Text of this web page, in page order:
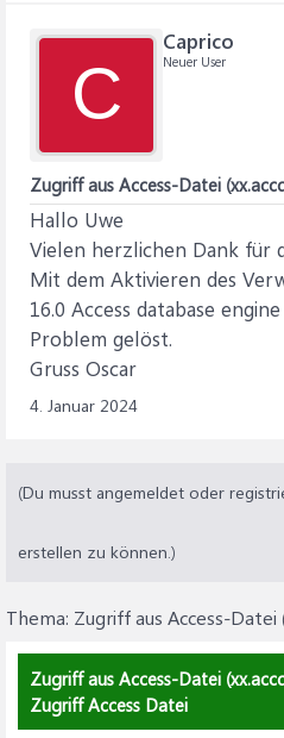
C
Caprico
Neuer User
Zugriff aus Access-Datei
Hallo Uwe
Vielen herzlichen Dank für
Mit dem Aktivieren des
16.0 Access database
Problem gelöst.
Gruss Oscar
4. Januar 2024
(Du musst angemeldet oder
erstellen zu können.)
Thema: Zugriff aus Access-Datei
Zugriff aus Access-Datei
Zugriff Access Datei